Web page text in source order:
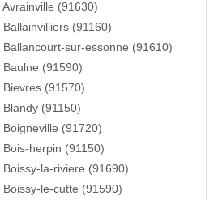
(91630)
(91160)
sur-essonne (91610)
(91590)
(91570)
(91150)
(91720)
herpin (91150)
la-riviere (91690)
le-cutte (91590)